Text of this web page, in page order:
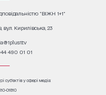
"ВІЖН 1+1"
Кирилівська, 23
490 01 01
суб’єктів у сфері медіа:
01810